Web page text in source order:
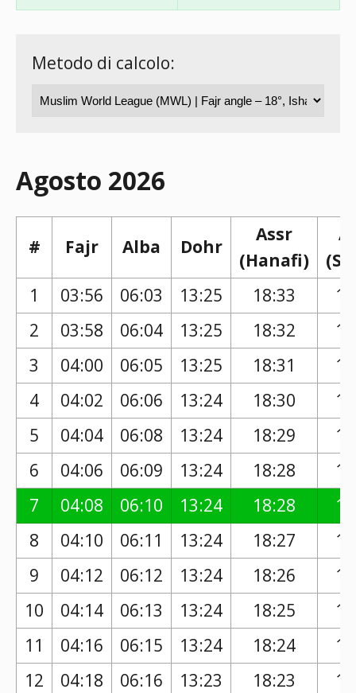
Metodo di calcolo:
Agosto 2026
# Fajr Alba Dohr
Assr
(Hanafi)
1
03:56 06:03 13:25 18:33
2
03:58 06:04 13:25 18:32
3
04:00 06:05 13:25 18:31
4
04:02 06:06 13:24 18:30
5
04:04 06:08 13:24 18:29
6
04:06 06:09 13:24 18:28
7
04:08 06:10 13:24 18:28
8
04:10 06:11 13:24 18:27
9
04:12 06:12 13:24 18:26
10
04:14 06:13 13:24 18:25
11
04:16 06:15 13:24 18:24
12
04:18 06:16 13:23 18:23